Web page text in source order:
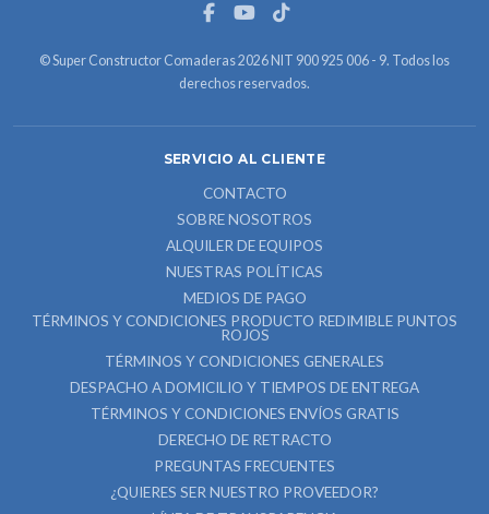
© Super Constructor Comaderas 2026 NIT 900 925 006 - 9. Todos los
derechos reservados.
SERVICIO AL CLIENTE
CONTACTO
SOBRE NOSOTROS
ALQUILER DE EQUIPOS
NUESTRAS POLÍTICAS
MEDIOS DE PAGO
TÉRMINOS Y CONDICIONES PRODUCTO REDIMIBLE PUNTOS
ROJOS
TÉRMINOS Y CONDICIONES GENERALES
DESPACHO A DOMICILIO Y TIEMPOS DE ENTREGA
TÉRMINOS Y CONDICIONES ENVÍOS GRATIS
DERECHO DE RETRACTO
PREGUNTAS FRECUENTES
¿QUIERES SER NUESTRO PROVEEDOR?